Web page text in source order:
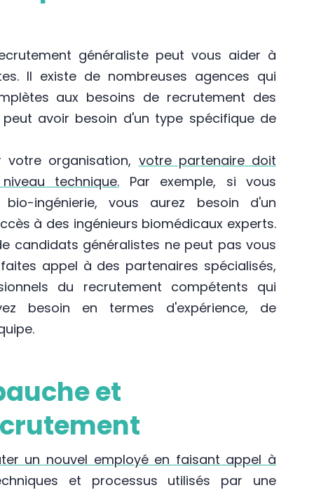
généraliste peut vous aider à
Il existe de nombreuses agences qui
aux besoins de recrutement des
avoir besoin d'un type spécifique de
organisation, votre partenaire doit
technique. Par exemple, si vous
ingénierie, vous aurez besoin d'un
à des ingénieurs biomédicaux experts.
candidats généralistes ne peut pas vous
appel à des partenaires spécialisés,
du recrutement compétents qui
besoin en termes d'expérience, de
et
un nouvel employé en faisant appel à
et processus utilisés par une